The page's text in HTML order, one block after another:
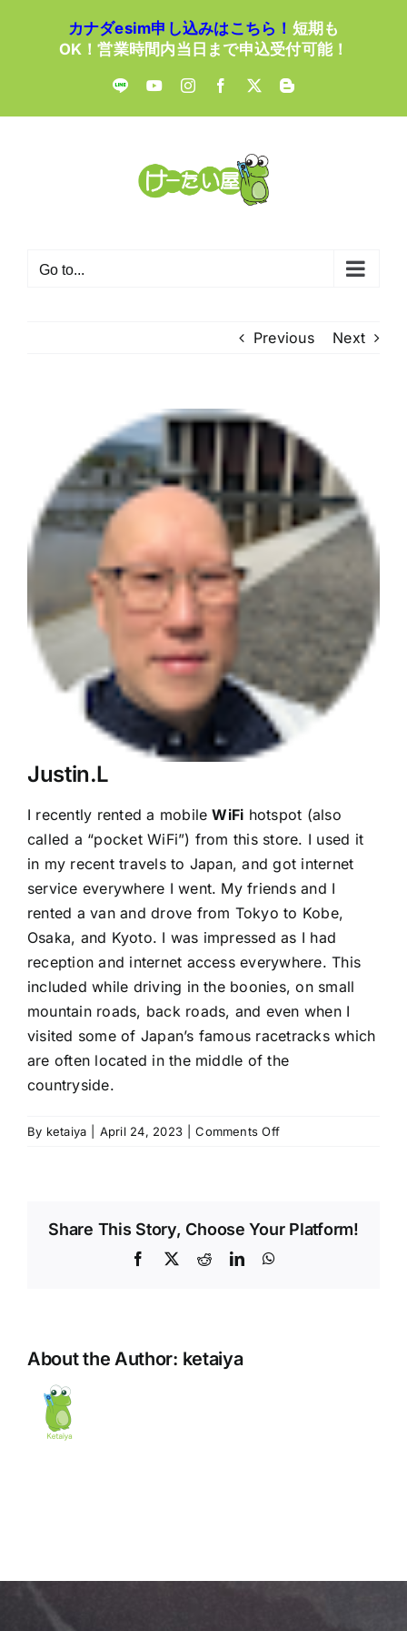
カナダesim申し込みはこちら！ 短期も
OK！営業時間内当日まで申込受付可能！
LINE YouTubeInstagramFacebook
X Blogger
Go to...
Previous Next
Image
Justin.L
I recently rented a mobileWiFi hotspot (also
called a “pocket WiFi”) from this store. I used it
in my recent travels to Japan, and got internet
service everywhere I went. My friends and I
rented a van and drove from Tokyo to Kobe,
Osaka, and Kyoto. I was impressed as I had
reception and internet access everywhere. This
included while driving in the boonies, on small
mountain roads, back roads, and even when I
visited some of Japan’s famous racetracks which
are often located in the middle of the
countryside.
By ketaiya April 24, 2023 Comments Offon
Share This Story, Choose Your Platform!
Facebook
X RedditLinkedIn
About the Author: ketaiya